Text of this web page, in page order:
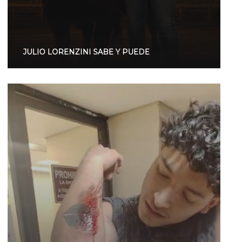
JULIO LORENZINI SABE Y PUEDE